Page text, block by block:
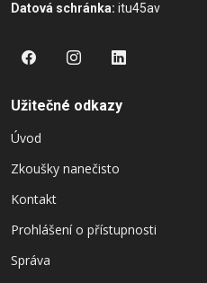
Datová schránka: itu45av
Užitečné odkazy
Úvod
Zkoušky nanečisto
Kontakt
Prohlášení o přístupnosti
Správa